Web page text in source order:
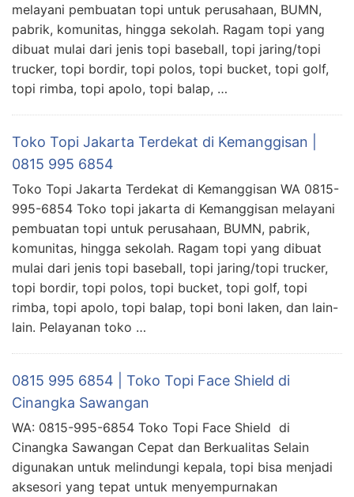
melayani pembuatan topi untuk perusahaan, BUMN,
pabrik, komunitas, hingga sekolah. Ragam topi yang
dibuat mulai dari jenis topi baseball, topi jaring/topi
trucker, topi bordir, topi polos, topi bucket, topi golf,
topi rimba, topi apolo, topi balap, …
Toko Topi Jakarta Terdekat di Kemanggisan |
0815 995 6854
Toko Topi Jakarta Terdekat di Kemanggisan WA 0815-
995-6854 Toko topi jakarta di Kemanggisan melayani
pembuatan topi untuk perusahaan, BUMN, pabrik,
komunitas, hingga sekolah. Ragam topi yang dibuat
mulai dari jenis topi baseball, topi jaring/topi trucker,
topi bordir, topi polos, topi bucket, topi golf, topi
rimba, topi apolo, topi balap, topi boni laken, dan lain-
lain. Pelayanan toko …
0815 995 6854 | Toko Topi Face Shield di
Cinangka Sawangan
WA: 0815-995-6854 Toko Topi Face Shield di
Cinangka Sawangan Cepat dan Berkualitas Selain
digunakan untuk melindungi kepala, topi bisa menjadi
aksesori yang tepat untuk menyempurnakan